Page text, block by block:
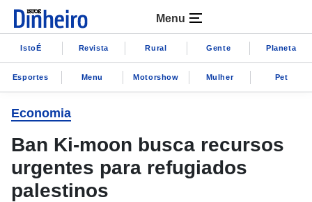
Menu
IstoÉ Revista Rural Gente Planeta
Esportes Menu Motorshow Mulher Pet
Economia
Ban Ki-moon busca recursos
urgentes para refugiados
palestinos